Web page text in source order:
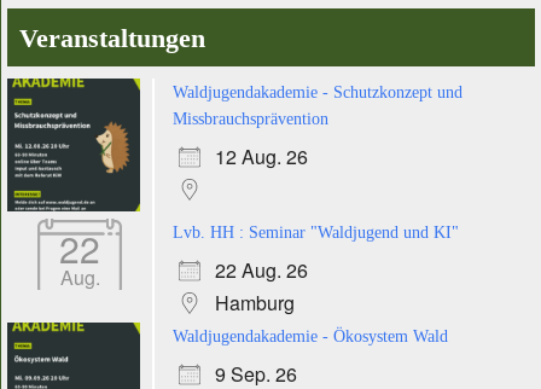
Veranstaltungen
Waldjugendakademie - Schutzkonzept und
Missbrauchsprävention
12 Aug. 26
22
Aug.
Lvb. HH : Seminar "Waldjugend und KI"
22 Aug. 26
Hamburg
Waldjugendakademie - Ökosystem Wald
9 Sep. 26